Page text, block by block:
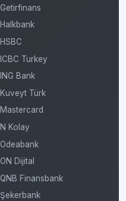
Getirfinans
Halkbank
HSBC
ICBC Turkey
ING Bank
Kuveyt Türk
Mastercard
N Kolay
Odeabank
ON Dijital
QNB Finansbank
Şekerbank